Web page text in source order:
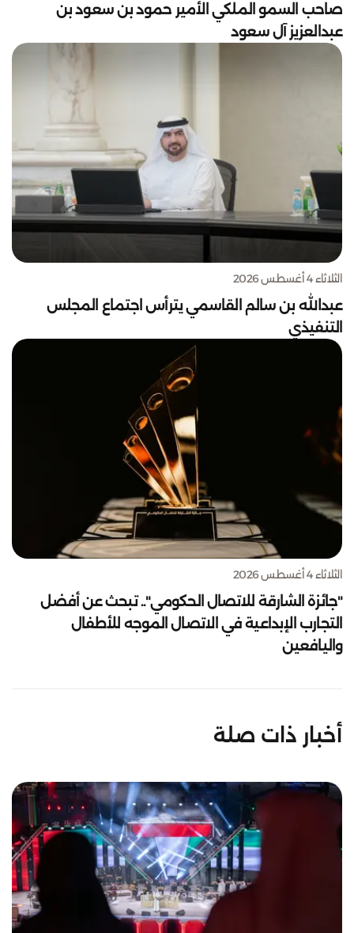
صاحب السمو الملكي الأمير حمود بن سعود بن
عبدالعزيز آل سعود
الثلاثاء 4 أغسطس 2026
عبدالله بن سالم القاسمي يترأس اجتماع المجلس
التنفيذي
الثلاثاء 4 أغسطس 2026
"جائزة الشارقة للاتصال الحكومي".. تبحث عن أفضل
التجارب الإبداعية في الاتصال الموجه للأطفال
واليافعين
أخبار ذات صلة